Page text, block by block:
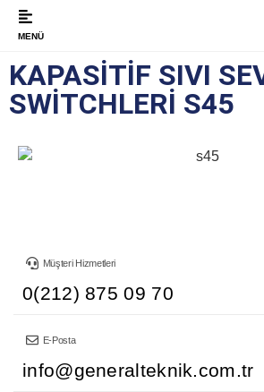
MENÜ
KAPASİTİF SIVI
SWİTCHLERİ S45
Müşteri Hizmetleri
0(212) 875 09 70
E-Posta
info@generalteknik.com.tr